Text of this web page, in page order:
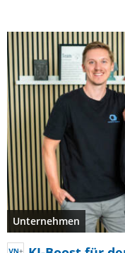
Unternehmen